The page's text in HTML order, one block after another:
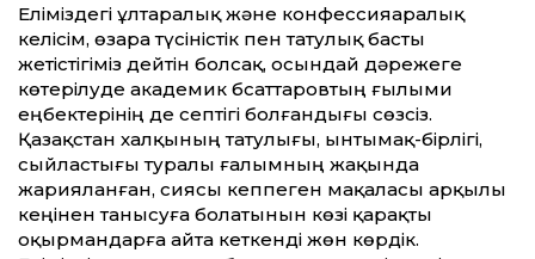
Еліміздегі ұлтаралық және конфессияаралық
келісім, өзара түсіністік пен татулық басты
жетістігіміз дейтін болсақ, осындай дәрежеге
көтерілуде академик Әбсаттаровтың ғылыми
еңбектерінің де септігі болғандығы сөзсіз.
Қазақстан халқының татулығы, ынтымақ-бірлігі,
сыйластығы туралы ғалымның жақында
жарияланған, сиясы кеппеген мақаласы арқылы
кеңінен танысуға болатынын көзі қарақты
оқырмандарға айта кеткенді жөн көрдік.